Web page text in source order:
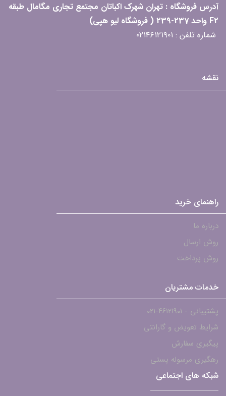
آدرس فروشگاه : تهران شهرک اکباتان مجتمع تجاری مگامال طبقه
F2 واحد 237-239 ( فروشگاه لیو هپی)
شماره تلفن : ۰۲۱۴۶۱۲۱۹۰۱
نقشه
راهنمای خرید
درباره ما
روش ارسال
روش پرداخت
خدمات مشتریان
پشتیبانی - ۴۶۱۲۱۹۰۱-021
شرایط تعویض و گارانتی
پیگیری سفارش
رهگیری مرسوله پستی
شبکه های اجتماعی